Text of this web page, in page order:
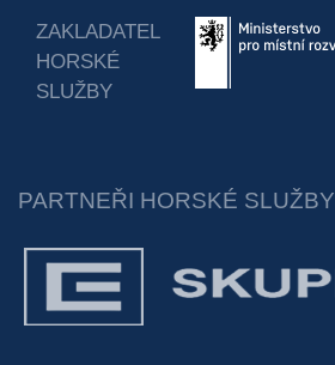
ZAKLADATEL
HORSKÉ
SLUŽBY
PARTNEŘI HORSKÉ SLUŽBY